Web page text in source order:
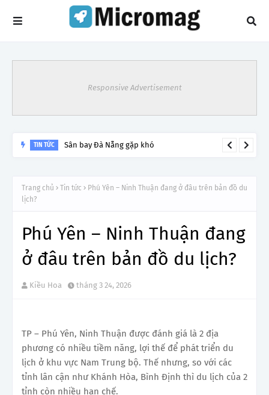
Responsive Advertisement
TIN TỨC Sân bay Đà Nẵng gặp khó
Trang chủ Tin tức
Phú Yên – Ninh Thuận đang ở đâu trên bản đồ du
lịch?
Phú Yên – Ninh Thuận đang
ở đâu trên bản đồ du lịch?
Kiều Hoa tháng 3 24, 2026
TP – Phú Yên, Ninh Thuận được đánh giá là 2 địa
phương có nhiều tiềm năng, lợi thế để phát triển du
lịch ở khu vực Nam Trung bộ. Thế nhưng, so với các
tỉnh lân cận như Khánh Hòa, Bình Định thì du lịch của 2
tỉnh còn nhiều hạn chế.